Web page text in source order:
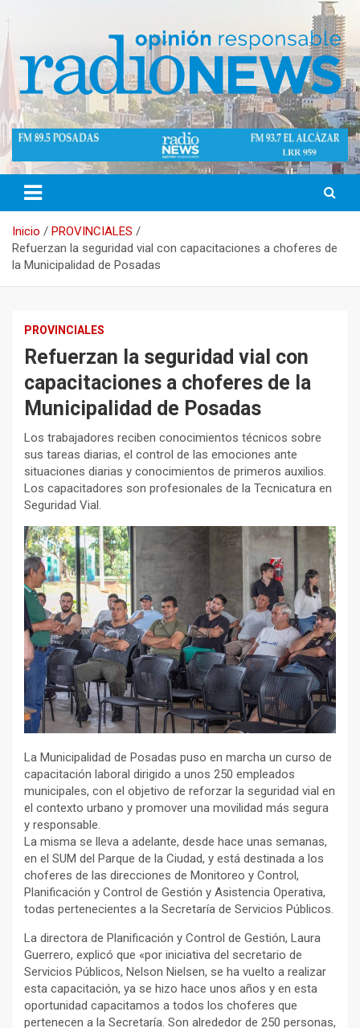
contenido
Radio News Misiones 89.5 Mhz
Opinión Responsable
Inicio
PROVINCIALES
Refuerzan la seguridad vial con capacitaciones a choferes de
la Municipalidad de Posadas
PROVINCIALES
Refuerzan la seguridad vial con
capacitaciones a choferes de la
Municipalidad de Posadas
Los trabajadores reciben conocimientos técnicos sobre
sus tareas diarias, el control de las emociones ante
situaciones diarias y conocimientos de primeros auxilios.
Los capacitadores son profesionales de la Tecnicatura en
Seguridad Vial.
La Municipalidad de Posadas puso en marcha un curso de
capacitación laboral dirigido a unos 250 empleados
municipales, con el objetivo de reforzar la seguridad vial en
el contexto urbano y promover una movilidad más segura
y responsable.
La misma se lleva a adelante, desde hace unas semanas,
en el SUM del Parque de la Ciudad, y está destinada a los
choferes de las direcciones de Monitoreo y Control,
Planificación y Control de Gestión y Asistencia Operativa,
todas pertenecientes a la Secretaría de Servicios Públicos.
La directora de Planificación y Control de Gestión, Laura
Guerrero, explicó que «por iniciativa del secretario de
Servicios Públicos, Nelson Nielsen, se ha vuelto a realizar
esta capacitación, ya se hizo hace unos años y en esta
oportunidad capacitamos a todos los choferes que
pertenecen a la Secretaría. Son alrededor de 250 personas,